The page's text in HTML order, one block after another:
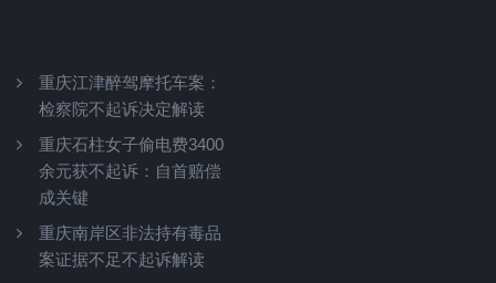
重庆江津醉驾摩托车案：
检察院不起诉决定解读
重庆石柱女子偷电费3400
余元获不起诉：自首赔偿
成关键
重庆南岸区非法持有毒品
案证据不足不起诉解读